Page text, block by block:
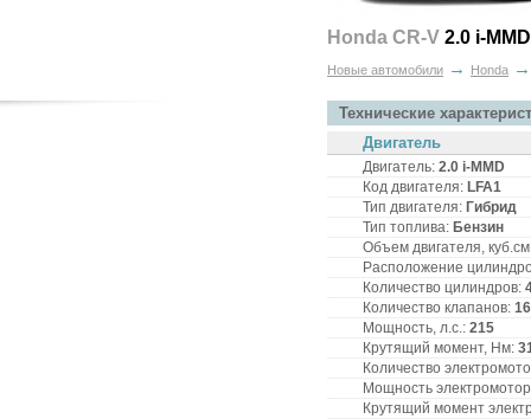
Honda CR-V 2.0 i-
Новые автомобили → Honda →
Технические
Двигатель
Двигатель: 2.0 i-MMD
Код двигателя: LFA1
Тип двигателя: Гибрид
Тип топлива: Бензин
Объем двигателя,
Расположение
Количество цилиндров:
Количество клапанов: 16
Мощность, л.с.: 215
Крутящий момент, Нм:
Количество
Мощность
Крутящий момент